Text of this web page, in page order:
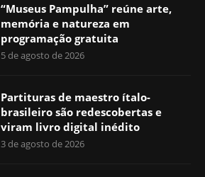
“Museus Pampulha” reúne arte,
memória e natureza em
programação gratuita
5 de agosto de 2026
Partituras de maestro ítalo-
brasileiro são redescobertas e
viram livro digital inédito
3 de agosto de 2026